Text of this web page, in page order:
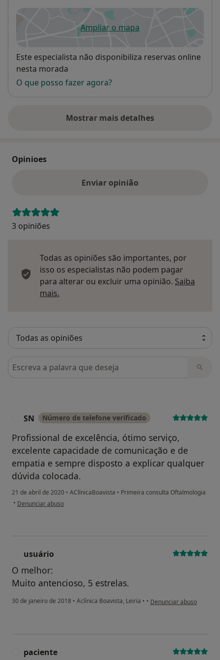
Ampliar o mapaabre num novo separador
Disponibilidade
Este especialista não disponibiliza reservas online
nesta morada
O que posso fazer agora?
Mostrar mais detalhes
sobre o endereço
Opinioes
Enviar opinião
3 opiniões
Todas as opiniões são importantes, por
isso os especialistas não podem pagar
para alterar ou excluir uma opinião. Saiba
mais.
Pesquisar em opiniões
SN Número de telefone verificado
Profissional de excelência, ótimo serviço,
excelente capacidade de comunicação e de
empatia e sempre disposto a explicar qualquer
dúvida colocada.
21 de abril de 2020 • AClínicaBoavista • Primeira consulta Oftalmologia
• na opinião do utilizador SN
Denunciar abuso
usuário
O melhor:
Muito antencioso, 5 estrelas.
30 de janeiro de 2018 • Aclínica Boavista, Leiria • • na opinião do utilizador
Denunciar abuso
paciente